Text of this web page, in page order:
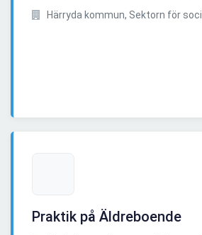
Härryda kommun, Sektorn för
Praktik på Äldreboende